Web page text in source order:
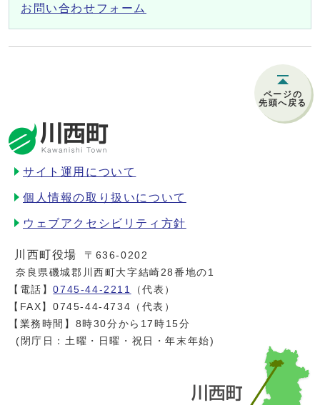
お問い合わせフォーム
ページの
先頭へ戻る
サイト運用について
個人情報の取り扱いについて
ウェブアクセシビリティ方針
川西町役場
〒636-0202
奈良県磯城郡川西町大字結崎28番地の1
【電話】0745-44-2211
（代表）
【FAX】0745-44-4734（代表）
【業務時間】8時30分から17時15分
(閉庁日：土曜・日曜・祝日・年末年始)